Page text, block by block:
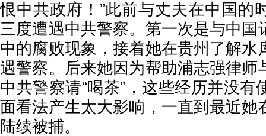
恨中共政府！”此前与丈夫在中国的
三度遭遇中共警察。第一次是与中国
中的腐败现象，接着她在贵州了解水
遇警察。后来她因为帮助浦志强律师
中共警察请“喝茶”，这些经历并没有
面看法产生太大影响，一直到最近她
陆续被捕。